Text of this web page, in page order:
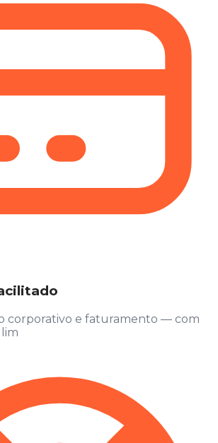
corporativo e faturamento — com